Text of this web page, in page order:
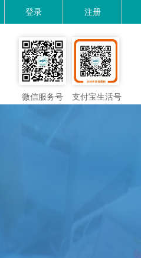
登录 注册
微信服务号 支付宝生活号